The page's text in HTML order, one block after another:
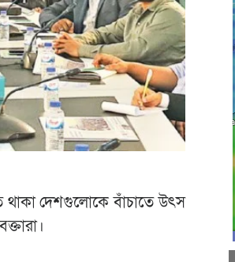
থাকা দেশগুলোকে বাঁচাতে উৎস